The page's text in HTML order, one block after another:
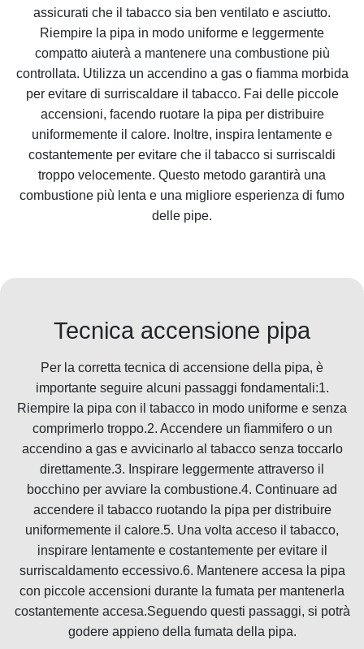
assicurati che il tabacco sia ben ventilato e asciutto.
Riempire la pipa in modo uniforme e leggermente
compatto aiuterà a mantenere una combustione più
controllata. Utilizza un accendino a gas o fiamma morbida
per evitare di surriscaldare il tabacco. Fai delle piccole
accensioni, facendo ruotare la pipa per distribuire
uniformemente il calore. Inoltre, inspira lentamente e
costantemente per evitare che il tabacco si surriscaldi
troppo velocemente. Questo metodo garantirà una
combustione più lenta e una migliore esperienza di fumo
delle pipe.
Tecnica accensione pipa
Per la corretta tecnica di accensione della pipa, è
importante seguire alcuni passaggi fondamentali:1.
Riempire la pipa con il tabacco in modo uniforme e senza
comprimerlo troppo.2. Accendere un fiammifero o un
accendino a gas e avvicinarlo al tabacco senza toccarlo
direttamente.3. Inspirare leggermente attraverso il
bocchino per avviare la combustione.4. Continuare ad
accendere il tabacco ruotando la pipa per distribuire
uniformemente il calore.5. Una volta acceso il tabacco,
inspirare lentamente e costantemente per evitare il
surriscaldamento eccessivo.6. Mantenere accesa la pipa
con piccole accensioni durante la fumata per mantenerla
costantemente accesa.Seguendo questi passaggi, si potrà
godere appieno della fumata della pipa.